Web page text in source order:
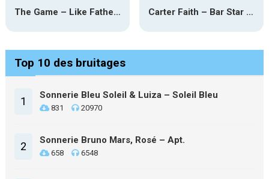
The Game – Like Father Like Daughter Carter Faith – Bar Star Vevo
Top 10 des bruitages
1 Sonnerie Bleu Soleil & Luiza – Soleil Bleu
831 20970
2 Sonnerie Bruno Mars, Rosé – Apt.
658 6548